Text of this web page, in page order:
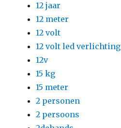
12 jaar
12 meter
12 volt
12 volt led verlichting
12v
15 kg
15 meter
2 personen
2 persoons